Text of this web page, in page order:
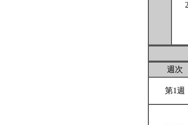
週次
第1週